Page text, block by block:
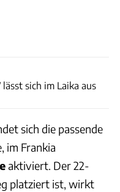
sich im Laika aus
sich die passende
im Frankia
aktiviert. Der 22-
platziert ist, wirkt